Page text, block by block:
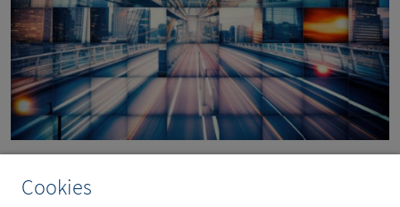
Cookies
folgen